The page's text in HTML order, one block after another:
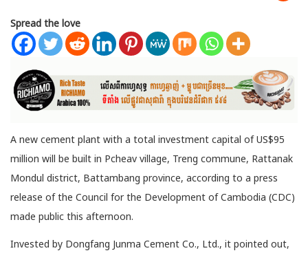
Spread the love
A new cement plant with a total investment capital of US$95
million will be built in Pcheav village, Treng commune, Rattanak
Mondul district, Battambang province, according to a press
release of the Council for the Development of Cambodia (CDC)
made public this afternoon.
Invested by Dongfang Junma Cement Co., Ltd., it pointed out,